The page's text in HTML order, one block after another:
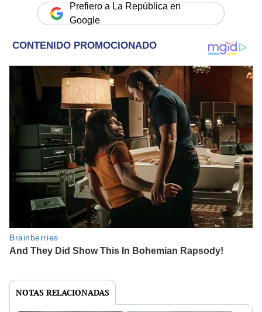
Prefiero a La República en
Google
NOTAS RELACIONADAS